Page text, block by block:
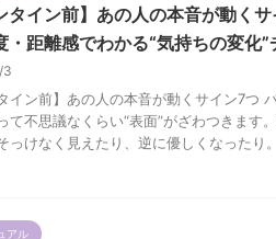
タイン前】あの人の本音が動く
・距離感でわかる“気持ちの変化”
3
イン前】あの人の本音が動くサイン7つ
て不思議なくらい“表面”がざわつきます
っけなく見えたり、逆に優しくなったり
アル